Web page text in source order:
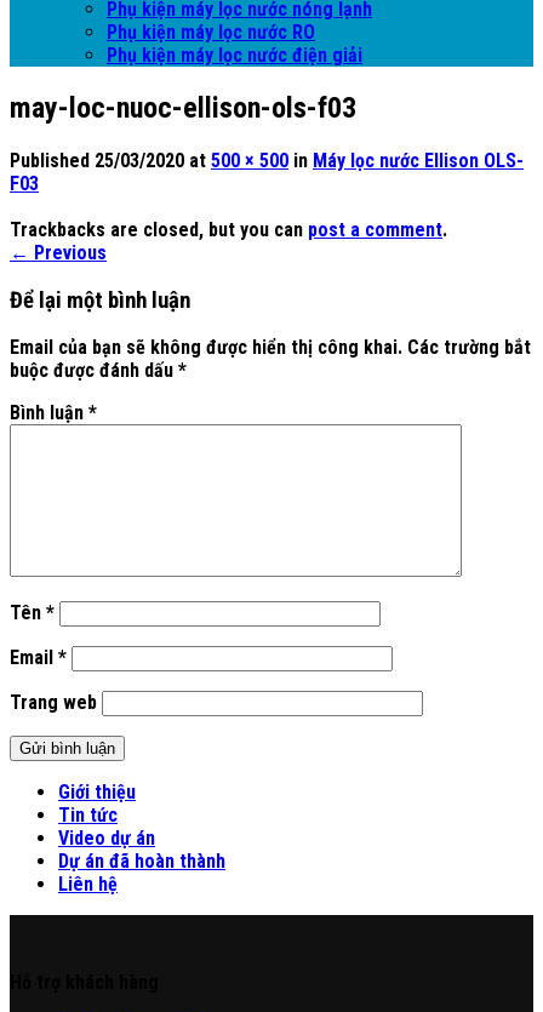
Phụ kiện máy lọc nước nóng lạnh
Phụ kiện máy lọc nước RO
Phụ kiện máy lọc nước điện giải
may-loc-nuoc-ellison-ols-f03
Published 25/03/2020 at 500 × 500 in Máy lọc nước Ellison OLS-
F03
Trackbacks are closed, but you can post a comment.
← Previous
Để lại một bình luận
Email của bạn sẽ không được hiển thị công khai. Các trường bắt
buộc được đánh dấu *
Bình luận *
Tên *
Email *
Trang web
Giới thiệu
Tin tức
Video dự án
Dự án đã hoàn thành
Liên hệ